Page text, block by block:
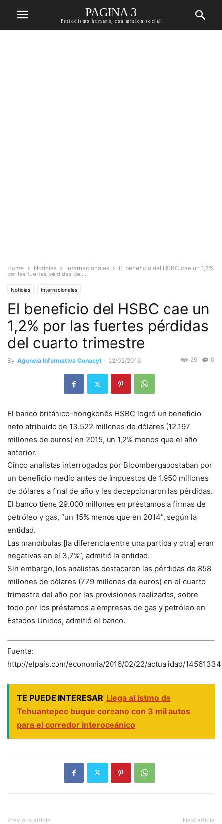
PAGINA 3
Periodismo humano, con mision social
Home Noticias Internacionales
El beneficio del HSBC cae un 1,2%
por las fuertes pérdidas del...
Noticias Internacionales
El beneficio del HSBC cae un
1,2% por las fuertes pérdidas
del cuarto trimestre
By Agencia Informativa Conacyt - 22/02/2016 0
29
El banco británico-hongkonés HSBC logró un beneficio
neto atribuido de 13.522 millones de dólares (12.197
millones de euros) en 2015, un 1,2% menos que el año
anterior.
Cinco analistas interrogados por Bloombergapostaban por
un beneficio medio antes de impuestos de 1.950 millones
de dólares a final de año y les decepcionaron las pérdidas.
El banco tiene 29.000 millones en préstamos a firmas de
petróleo y gas, “un 15% menos que en 2014”, según la
entidad.
Las mandíbulas [la diferencia entre una partida y otra] eran
negativas en el 3,7%”, admitió la entidad.
Sin embargo, los analistas destacaron las pérdidas de 858
millones de dólares (779 millones de euros) en el cuarto
trimestre del año por las provisiones realizadas, sobre
todo por los préstamos a empresas de gas y petróleo en
Estados Unidos, admitió el banco.
Fuente:
http://elpais.com/economia/2016/02/22/actualidad/
TE PUEDE INTERESAR Llega al Istmo de
Tehuantepec buque coreano con 3 mil autos
para el corredor interoceánico
Previous article Next article